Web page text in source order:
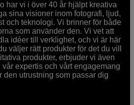
har vi i över 40 år hjälpt kreativa
sina visioner inom fotografi, ljud,
och teknologi. Vi brinner för både
som använder den. Vi vet att
idéer till verklighet, och vi är här
väljer rätt produkter för det du vill
produkter, erbjuder vi även
expertis och vårt engagemang
den utrustning som passar dig